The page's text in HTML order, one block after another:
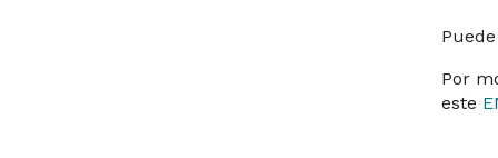
Por
este